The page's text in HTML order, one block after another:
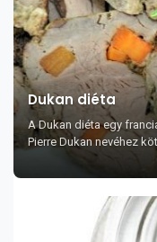
Dukan diéta
A Dukan diéta egy
Pierre Dukan nevéhez
lett, Pierre Dukan úgy